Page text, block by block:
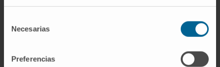
Necesarias
Preferencias